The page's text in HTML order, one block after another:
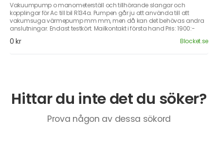
Vakuumpump o manometerställ och tillhörande slangar och
kopplingar för Ac till bil R134a. Pumpen går ju att använda till att
vakumsuga värmepump mm mm, men då kan det behövas andra
anslutningar. Endast testkört. Mailkontakt i första hand Pris: 1900:-
0 kr Blocket.se
Hittar du inte det du söker?
Prova någon av dessa sökord